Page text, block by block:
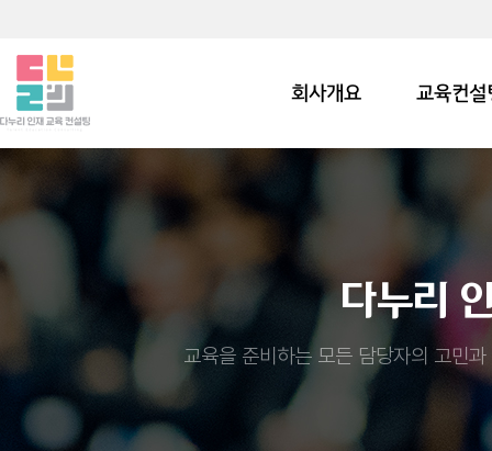
회사개요 교육컨설
다누리
교육을 준비하는 모든 담당자의 고민